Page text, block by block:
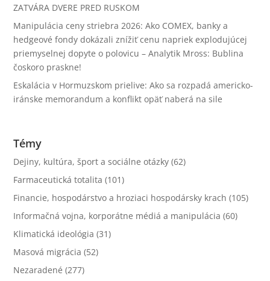
ZATVÁRA DVERE PRED RUSKOM
Manipulácia ceny striebra 2026: Ako COMEX, banky a
hedgeové fondy dokázali znížiť cenu napriek explodujúcej
priemyselnej dopyte o polovicu – Analytik Mross: Bublina
čoskoro praskne!
Eskalácia v Hormuzskom prielive: Ako sa rozpadá americko-
iránske memorandum a konflikt opäť naberá na sile
Témy
Dejiny, kultúra, šport a sociálne otázky (62)
Farmaceutická totalita (101)
Financie, hospodárstvo a hroziaci hospodársky krach (105)
Informačná vojna, korporátne médiá a manipulácia (60)
Klimatická ideológia (31)
Masová migrácia (52)
Nezaradené (277)